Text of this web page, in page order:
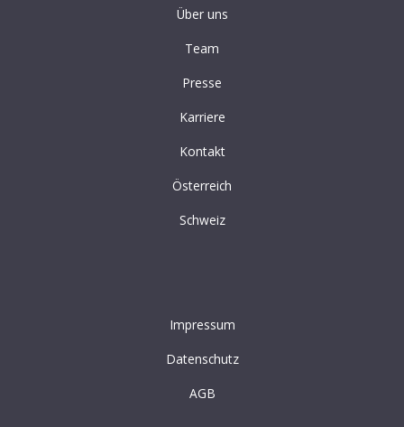
Über uns
Team
Presse
Karriere
Kontakt
Österreich
Schweiz
Impressum
Datenschutz
AGB